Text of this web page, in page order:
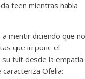
teen mientras habla
mentir diciendo que no
que impone el
su tuit desde la empatía
Ofelia: